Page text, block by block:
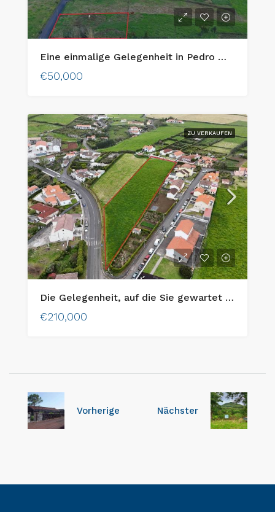
Eine einmalige Gelegenheit in Pedro Miguel: Urbanes Grundstück mit atemberaubendem Blick auf die Insel Pico!
€50,000
ZU VERKAUFEN
Die Gelegenheit, auf die Sie gewartet haben, um Ihr Traumhaus auf Faial Island zu bauen!
€210,000
Vorherige Nächster